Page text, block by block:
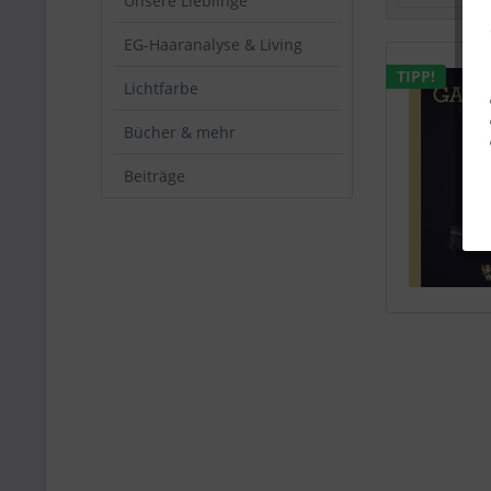
EG-Haaranalyse & Living
Lichtfarbe
Bücher & mehr
Beiträge
TIPP!